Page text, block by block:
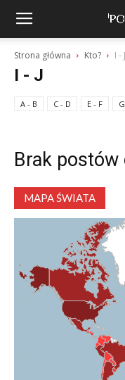
Strona główna Kto? I - J
I - J
A - B C - D E - F
Brak postów
MAPA ŚWIATA